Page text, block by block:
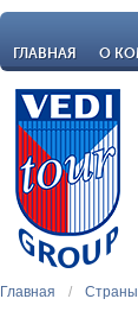
ГЛАВНАЯ О
Главная / Страны